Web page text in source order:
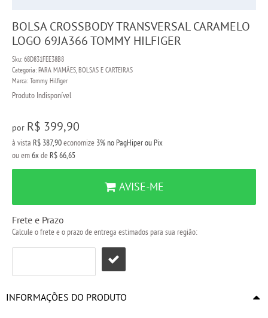
BOLSA CROSSBODY TRANSVERSAL CARAMELO
LOGO 69JA366 TOMMY HILFIGER
Sku: 68D831FEE38B8
Categoria: PARA MAMÃES,BOLSAS E CARTEIRAS
Marca: Tommy Hilfiger
Produto Indisponível
por R$ 399,90
à vista R$ 387,90economize 3%no PagHiper ou Pix
ou em6xde R$ 66,65
AVISE-ME
Frete e Prazo
Calcule o frete e o prazo de entrega estimados para sua região:
INFORMAÇÕES DO PRODUTO